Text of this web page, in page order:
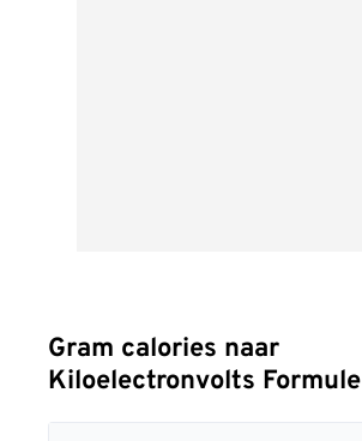
Gram calories naar
Kiloelectronvolts Formule